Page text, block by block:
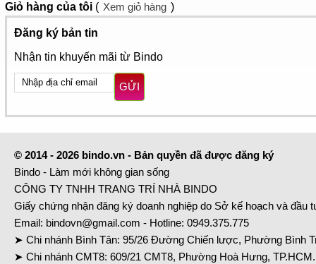
Giỏ hàng của tôi ( Xem giỏ hàng )
Đăng ký bản tin
Nhận tin khuyến mãi từ Bindo
GỬI
© 2014 - 2026 bindo.vn - Bản quyền đã được đăng ký
Bindo - Làm mới không gian sống
CÔNG TY TNHH TRANG TRÍ NHÀ BINDO
Giấy chứng nhận đăng ký doanh nghiệp do Sở kế hoạch và đầu
Email: bindovn@gmail.com - Hotline: 0949.375.775
➤ Chi nhánh Bình Tân: 95/26 Đường Chiến lược, Phường Bình
➤ Chi nhánh CMT8: 609/21 CMT8, Phường Hoà Hưng,